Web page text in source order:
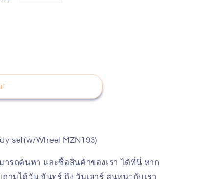
set(w/Wheel MZN193)
รถค้นหา และซื้อสินค้าของเรา ได้ที่นี่ หาก
ามได้วัน จันทร์ ถึง วันเสาร์ สนทนากับเรา